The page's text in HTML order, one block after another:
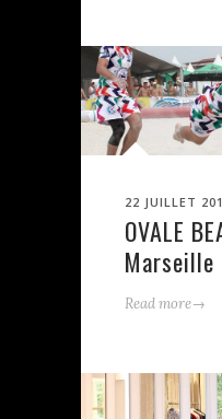
22 JUILLET
OVALE
Marseille
Read more→